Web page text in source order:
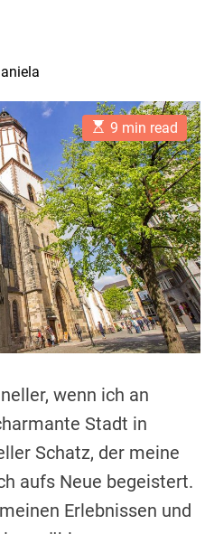
E
s
t
i
m
a
t
e
d
r
e
a
d
t
i
m
e
9 min read
wenn ich an
Stadt in
Schatz, der meine
aufs Neue begeistert.
Erlebnissen und